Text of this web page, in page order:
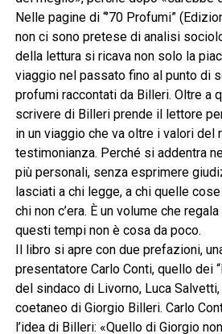
Nelle pagine di “’70 Profumi”
non ci sono pretese di analisi
della lettura si ricava non solo la
viaggio nel passato fino al punto di
profumi raccontati da Billeri. Oltre a
scrivere di Billeri prende il lettore
in un viaggio che va oltre i valori del
testimonianza. Perché si addentra
più personali, senza esprimere
lasciati a chi legge, a chi quelle
chi non c’era. È un volume che
questi tempi non è cosa da poco.
Il libro si apre con due prefazioni,
presentatore Carlo Conti, quello dei
del sindaco di Livorno, Luca
coetaneo di Giorgio Billeri. Carlo
l’idea di Billeri: «Quello di Giorgio